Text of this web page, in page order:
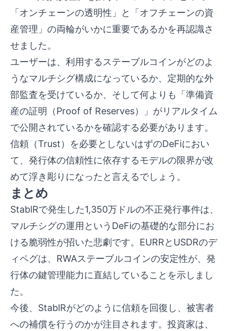
「オンチェーンの透明性」と「オフチェーンの資
産管理」の両輪がいかに重要であるかを再認識さ
せました。
ユーザーは、利用するステーブルコインがどのよ
うなマルチシグ構成になっているか、定期的な外
部監査を受けているか、そして何よりも「準備資
産の証明（Proof of Reserves）」がリアルタイム
で公開されているかを確認する必要があります。
信頼（Trust）を必要としないはずのDeFiにおい
て、発行体の信頼性に依存するモデルの限界が改
めて浮き彫りになったと言えるでしょう。
まとめ
StablRで発生した1,350万ドルの不正発行事件は、
マルチシグの運用というDeFiの基礎的な部分にお
ける脆弱性が招いた悲劇です。EURRとUSDRのデ
ィペグは、RWAステーブルコインの安定性が、発
行体の鍵管理能力に直結していることを示しまし
た。
今後、StablRがどのように信頼を回復し、被害者
への補償を行うのかが注目されます。投資家は、